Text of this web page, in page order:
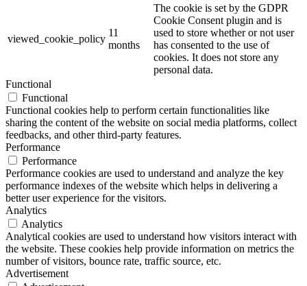
viewed_cookie_policy
11
months
The cookie is set by the GDPR
Cookie Consent plugin and is
used to store whether or not user
has consented to the use of
cookies. It does not store any
personal data.
Functional
Functional
Functional cookies help to perform certain functionalities like
sharing the content of the website on social media platforms, collect
feedbacks, and other third-party features.
Performance
Performance
Performance cookies are used to understand and analyze the key
performance indexes of the website which helps in delivering a
better user experience for the visitors.
Analytics
Analytics
Analytical cookies are used to understand how visitors interact with
the website. These cookies help provide information on metrics the
number of visitors, bounce rate, traffic source, etc.
Advertisement